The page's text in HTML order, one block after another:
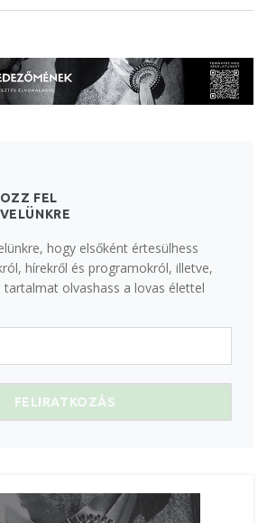
FEL
hogy elsőként értesülhess
hírekről és programokról, illetve,
tartalmat olvashass a lovas élettel